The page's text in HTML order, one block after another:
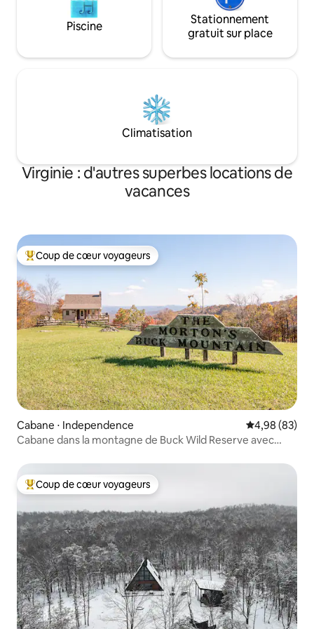
Piscine
Stationnement
gratuit sur place
Climatisation
Virginie : d'autres superbes locations de
vacances
Coups de cœur voyageurs les plus appréciés
Coup de cœur voyageurs
Cabane ⋅ Independence Évaluation
4,98 (83)
Cabane dans la montagne de Buck Wild Reserve avec
Coups de cœur voyageurs les plus appréciés
Coup de cœur voyageurs